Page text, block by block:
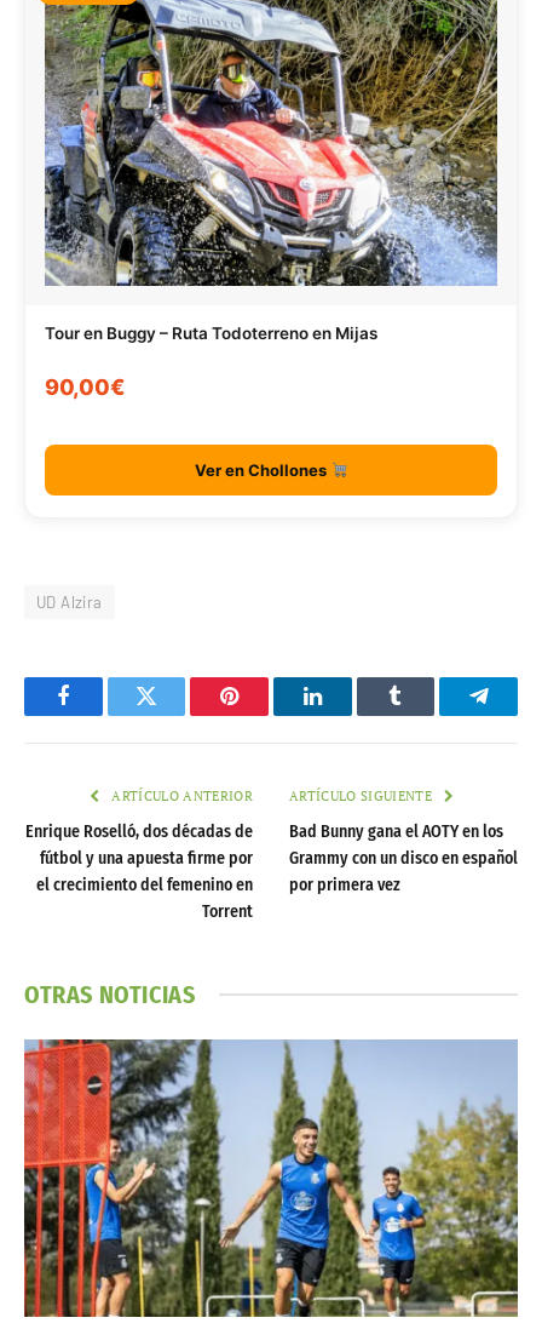
Tour en Buggy – Ruta Todoterreno en Mijas
90,00€
Ver en Chollones
UD Alzira
FacebookTwitter Pinterest LinkedInTumblr
ARTÍCULO ANTERIOR
Enrique Roselló, dos décadas de
fútbol y una apuesta firme por
el crecimiento del femenino en
Torrent
ARTÍCULO SIGUIENTE
Bad Bunny gana el AOTY en los
Grammy con un disco en español
por primera vez
OTRAS NOTICIAS